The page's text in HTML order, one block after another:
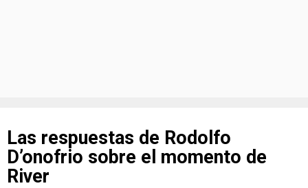
Las respuestas de Rodolfo
D’onofrio sobre el momento de
River